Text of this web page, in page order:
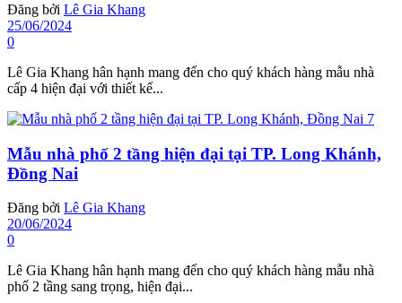
Đăng bởi Lê Gia Khang
25/06/2024
0
Lê Gia Khang hân hạnh mang đến cho quý khách hàng mẫu nhà
cấp 4 hiện đại với thiết kế...
Mẫu nhà phố 2 tầng hiện đại tại TP. Long Khánh,
Đồng Nai
Đăng bởi Lê Gia Khang
20/06/2024
0
Lê Gia Khang hân hạnh mang đến cho quý khách hàng mẫu nhà
phố 2 tầng sang trọng, hiện đại...